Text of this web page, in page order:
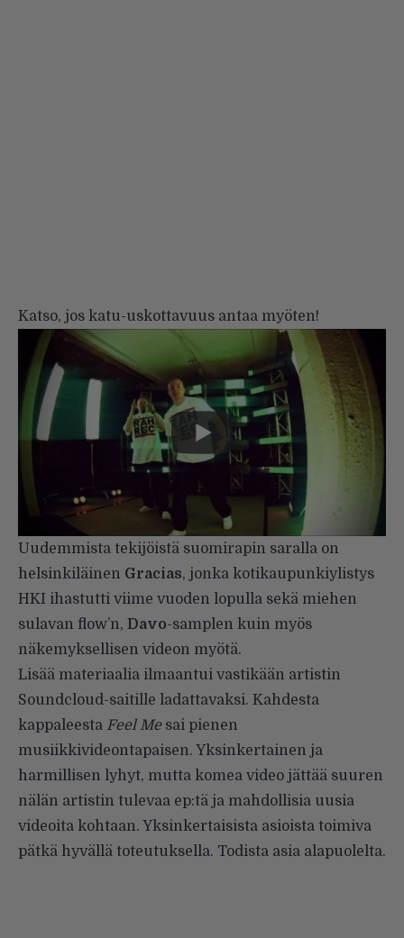
Katso, jos katu-uskottavuus antaa myöten!
Uudemmista tekijöistä suomirapin saralla on
helsinkiläinen Gracias, jonka kotikaupunkiylistys
HKI ihastutti viime vuoden lopulla sekä miehen
sulavan flow’n, Davo-samplen kuin myös
näkemyksellisen videon myötä.
Lisää materiaalia ilmaantui vastikään artistin
Soundcloud-saitille ladattavaksi. Kahdesta
kappaleesta Feel Mesai pienen
musiikkivideontapaisen. Yksinkertainen ja
harmillisen lyhyt, mutta komea video jättää suuren
nälän artistin tulevaa ep:tä ja mahdollisia uusia
videoita kohtaan. Yksinkertaisista asioista toimiva
pätkä hyvällä toteutuksella. Todista asia alapuolelta.